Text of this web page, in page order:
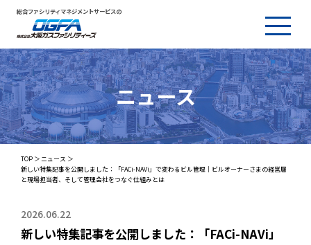
総合ファシリティマネジメントサービスの
ニュース
TOP
ニュース
新しい特集記事を公開しました：「FACi-NAVi」で変わるビル管理｜ビルオーナーさまの経営層
と現場担当者、そして管理会社をつなぐ仕組みとは
2026.06.22
新しい特集記事を公開しました：「FACi-NAVi」